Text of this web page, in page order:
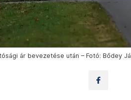
ár bevezetése után – Fotó: Bődey